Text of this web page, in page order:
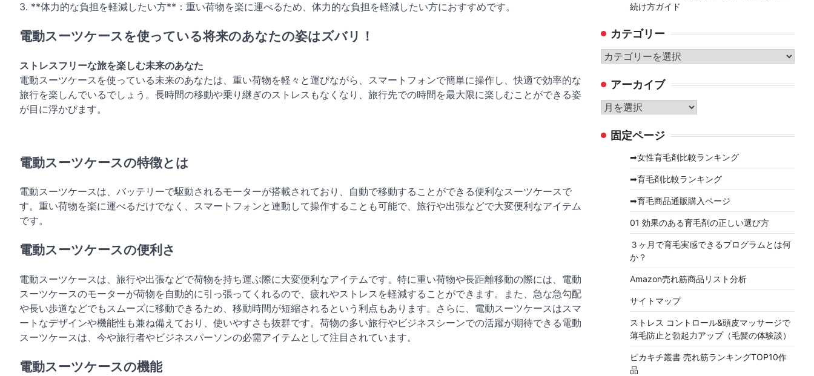
3. **体力的な負担を軽減したい方**：重い荷物を楽に運べるため、体力的な負担を軽減したい方におすすめです。
電動スーツケースを使っている将来のあなたの姿はズバリ！
ストレスフリーな旅を楽しむ未来のあなた
電動スーツケースを使っている未来のあなたは、重い荷物を軽々と運びながら、スマートフォンで簡単に操作し、快適で効率的な
旅行を楽しんでいるでしょう。長時間の移動や乗り継ぎのストレスもなくなり、旅行先での時間を最大限に楽しむことができる姿
が目に浮かびます。
電動スーツケースの特徴とは
電動スーツケースは、バッテリーで駆動されるモーターが搭載されており、自動で移動することができる便利なスーツケースで
す。重い荷物を楽に運べるだけでなく、スマートフォンと連動して操作することも可能で、旅行や出張などで大変便利なアイテム
です。
電動スーツケースの便利さ
電動スーツケースは、旅行や出張などで荷物を持ち運ぶ際に大変便利なアイテムです。特に重い荷物や長距離移動の際には、電動
スーツケースのモーターが荷物を自動的に引っ張ってくれるので、疲れやストレスを軽減することができます。また、急な急勾配
や長い歩道などでもスムーズに移動できるため、移動時間が短縮されるという利点もあります。さらに、電動スーツケースはスマ
ートなデザインや機能性も兼ね備えており、使いやすさも抜群です。荷物の多い旅行やビジネスシーンでの活躍が期待できる電動
スーツケースは、今や旅行者やビジネスパーソンの必需アイテムとして注目されています。
電動スーツケースの機能
続け方ガイド
カテゴリー
カ
ゴ
リ
ー
アーカイブ
ア
カ 固定ページ
➡女性育毛剤比較ランキング
➡育毛剤比較ランキング
➡育毛商品通販購入ページ
01 効果のある育毛剤の正しい選び方
３ヶ月で育毛実感できるプログラムとは何
か？
Amazon売れ筋商品リスト分析
サイトマップ
ストレス コントロール&頭皮マッサージで
薄毛防止と勃起力アップ（毛髪の体験談）
ピカキチ叢書 売れ筋ランキングTOP10作
品